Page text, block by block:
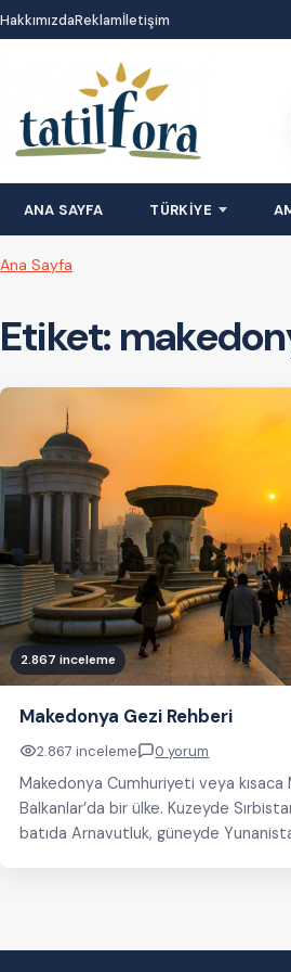
İçeriğe
atla
HakkımızdaReklamİletişim
ANA SAYFA TÜRKİYE
Ana Sayfa
Etiket:
2.867 inceleme
Makedonya Gezi Rehberi
2.867 inceleme 0 yorum
Makedonya Cumhuriyeti veya kısaca
Balkanlar’da bir ülke. Kuzeyde
batıda Arnavutluk, güneyde